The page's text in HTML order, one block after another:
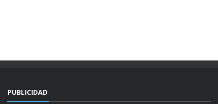
PUBLICIDAD